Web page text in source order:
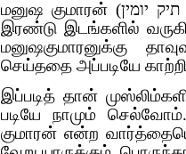
மனுஷ குமாரன் (תיק יומין ) என்ற வார்த்தைகள் முழு பழைய ஏற்பாட்டிலும்
இரண்டு இடங்களில்
மனுஷகுமாரனுக்கு
செய்ததை அப்படியே
இப்படித் தான்
படியே நாமும்
குமாரன் என்ற